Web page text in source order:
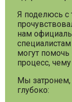
Я поделюсь с
нам
могут помочь
процесс,
Мы затронем,
глубоко: